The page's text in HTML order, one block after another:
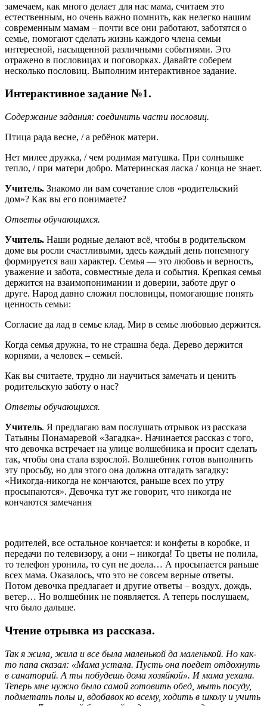
замечаем, как много делает для нас мама, считаем это
естественным, но очень важно помнить, как нелегко нашим
современным мамам – почти все они работают, заботятся о
семье, помогают сделать жизнь каждого члена семьи
интересной, насыщенной различными событиями. Это
отражено в пословицах и поговорках. Давайте соберем
несколько пословиц. Выполним интерактивное задание.
Интерактивное задание №1.
Содержание задания: соединить части пословиц.
Птица рада весне, / а ребёнок матери.
Нет милее дружка, / чем родимая матушка. При солнышке
тепло, / при матери добро. Материнская ласка / конца не знает.
Учитель. Знакомо ли вам сочетание слов «родительский
дом»? Как вы его понимаете?
Ответы обучающихся.
Учитель. Наши родные делают всё, чтобы в родительском
доме вы росли счастливыми, здесь каждый день понемногу
формируется ваш характер. Семья — это любовь и верность,
уважение и забота, совместные дела и события. Крепкая семья
держится на взаимопонимании и доверии, заботе друг о
друге. Народ давно сложил пословицы, помогающие понять
ценность семьи:
Согласие да лад в семье клад. Мир в семье любовью держится.
Когда семья дружна, то не страшна беда. Дерево держится
корнями, а человек – семьей.
Как вы считаете, трудно ли научиться замечать и ценить
родительскую заботу о нас?
Ответы обучающихся.
Учитель. Я предлагаю вам послушать отрывок из рассказа
Татьяны Понамаревой «Загадка». Начинается рассказ с того,
что девочка встречает на улице волшебника и просит сделать
так, чтобы она стала взрослой. Волшебник готов выполнить
эту просьбу, но для этого она должна отгадать загадку:
«Никогда-никогда не кончаются, раньше всех по утру
просыпаются». Девочка тут же говорит, что никогда не
кончаются замечания
родителей, все остальное кончается: и конфеты в коробке, и
передачи по телевизору, а они – никогда! То цветы не полила,
то телефон уронила, то суп не доела… А просыпается раньше
всех мама. Оказалось, что это не совсем верные ответы.
Потом девочка предлагает и другие ответы – воздух, дождь,
ветер… Но волшебник не появляется. А теперь послушаем,
что было дальше.
Чтение отрывка из рассказа.
Так я жила, жила и все была маленькой да маленькой. Но как-
то папа сказал: «Мама устала. Пусть она поедет отдохнуть
в санаторий. А ты побудешь дома хозяйкой». И мама уехала.
Теперь мне нужно было самой готовить обед, мыть посуду,
подметать полы и, вдобавок ко всему, ходить в школу и учить